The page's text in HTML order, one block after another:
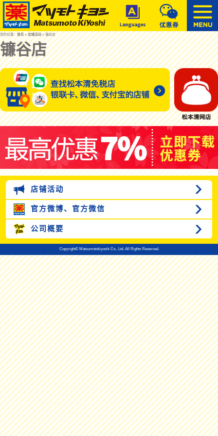
您的位置：首页»店铺活动» 镰谷店
镰谷店
店铺活动
官方微博、 官方微信
公司概要
Copyright© Matsumotokiyoshi Co., Ltd. All Rights Reserved.